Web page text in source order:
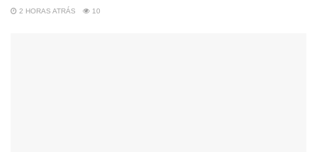
2 HORAS ATRÁS 10